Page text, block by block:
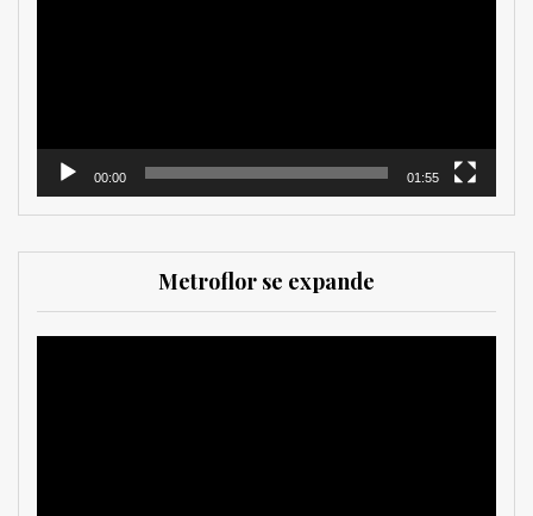
00:00 01:55
Metroflor se expande